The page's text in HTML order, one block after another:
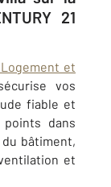
21
et
vos
fiable et
dans
bâtiment,
et